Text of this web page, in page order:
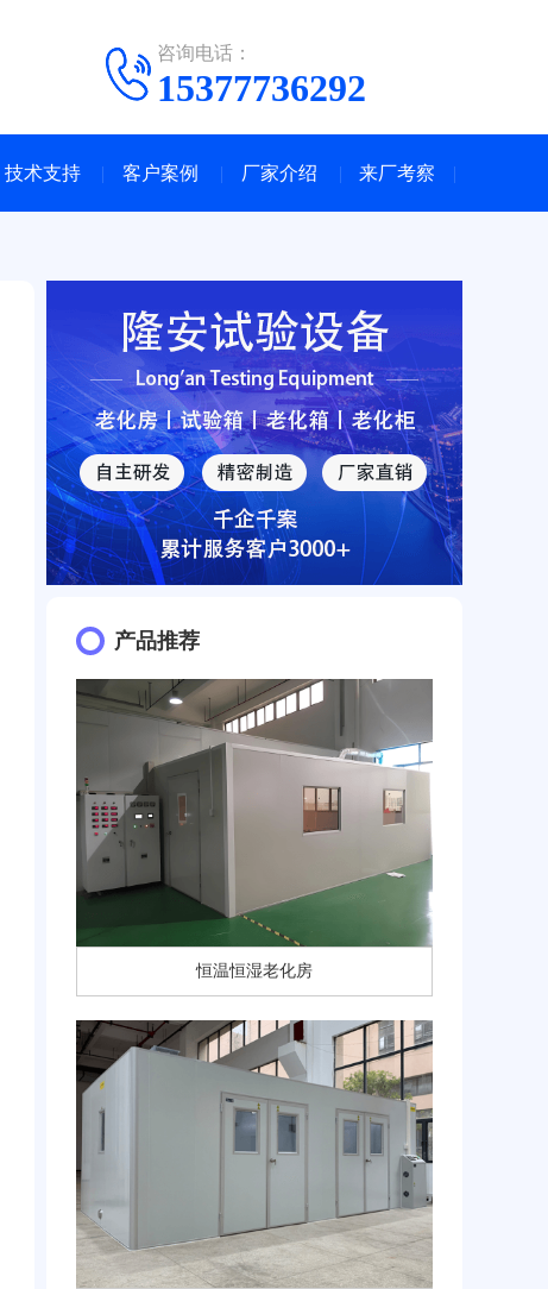
咨询电话：
15377736292
技术支持 客户案例 厂家介绍 来厂考察
产品推荐
恒温恒湿老化房